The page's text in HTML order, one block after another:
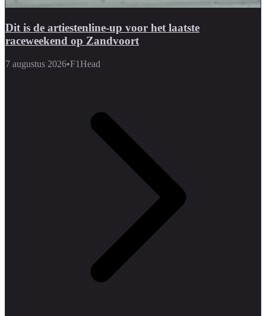
Dit is de artiestenline-up voor het laatste
raceweekend op Zandvoort
7 augustus 2026•F1Head